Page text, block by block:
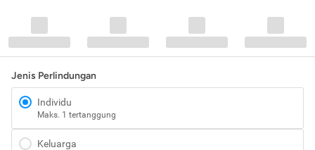
Jenis Perlindungan
Individu
Maks. 1 tertanggung
Keluarga